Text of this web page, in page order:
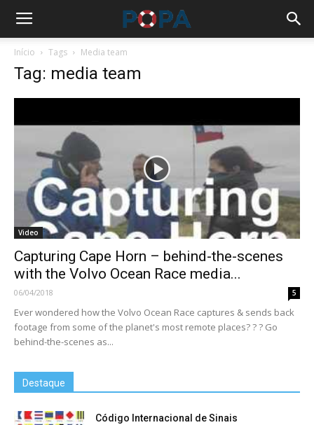
Início Tags Media team
Tag: media team
Video
Capturing Cape Horn – behind-the-scenes
with the Volvo Ocean Race media...
06/04/2018 5
Ever wondered how the Volvo Ocean Race captures & sends back
footage from some of the planet's most remote places? ? ? Go
behind-the-scenes as...
Destaque
Código Internacional de Sinais